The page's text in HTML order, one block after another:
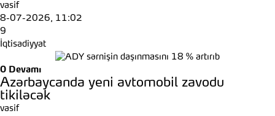
vasif
8-07-2026, 11:02
9
İqtisadiyyat
0 Devamı
Azərbaycanda yeni avtomobil zavodu
tikiləcək
vasif